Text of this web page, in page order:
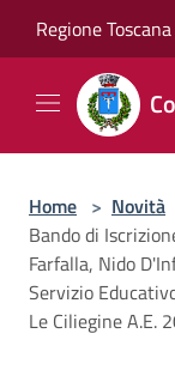
Regione Toscana
Home > Novità
Bando di
Farfalla, Nido
Servizio
Le Ciliegine A.E.